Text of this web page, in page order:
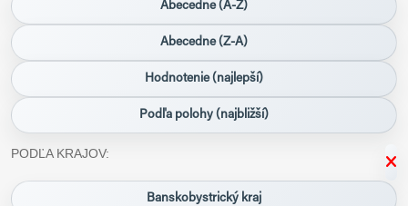
Abecedne (A-Z)
Abecedne (Z-A)
Hodnotenie (najlepší)
Podľa polohy (najbližší)
PODĽA KRAJOV:
Banskobystrický kraj